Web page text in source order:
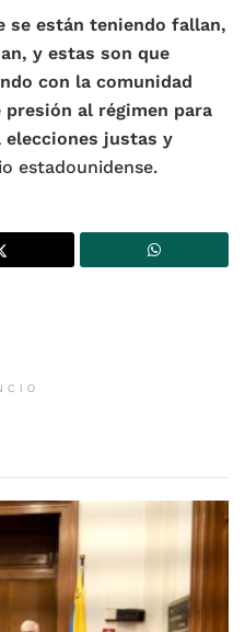
se están teniendo fallan,
y estas son que
con la comunidad
al régimen para
elecciones justas y
estadounidense.